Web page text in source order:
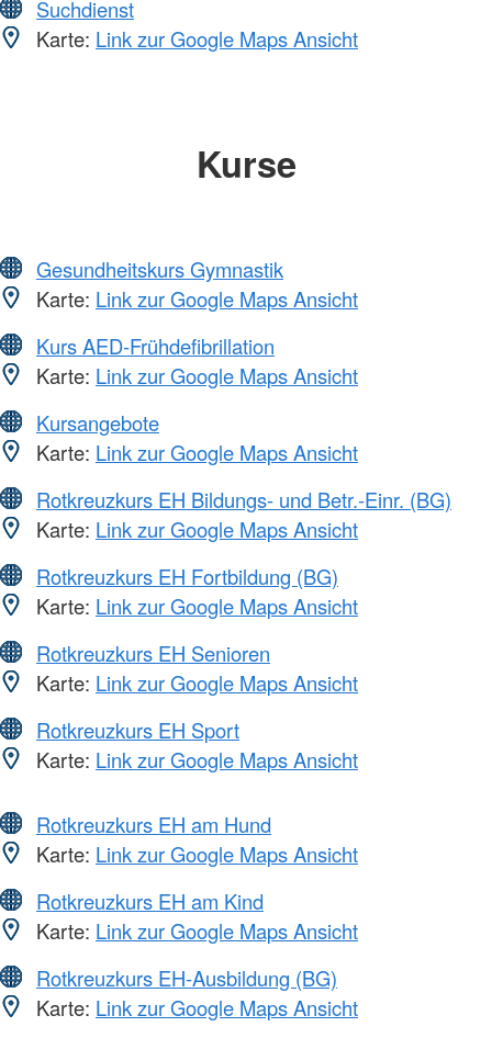
Suchdienst
Karte: Link zur Google Maps Ansicht
Kurse
Gesundheitskurs Gymnastik
Karte: Link zur Google Maps Ansicht
Kurs AED-Frühdefibrillation
Karte: Link zur Google Maps Ansicht
Kursangebote
Karte: Link zur Google Maps Ansicht
Rotkreuzkurs EH Bildungs- und Betr.-Einr. (BG)
Karte: Link zur Google Maps Ansicht
Rotkreuzkurs EH Fortbildung (BG)
Karte: Link zur Google Maps Ansicht
Rotkreuzkurs EH Senioren
Karte: Link zur Google Maps Ansicht
Rotkreuzkurs EH Sport
Karte: Link zur Google Maps Ansicht
Rotkreuzkurs EH am Hund
Karte: Link zur Google Maps Ansicht
Rotkreuzkurs EH am Kind
Karte: Link zur Google Maps Ansicht
Rotkreuzkurs EH-Ausbildung (BG)
Karte: Link zur Google Maps Ansicht